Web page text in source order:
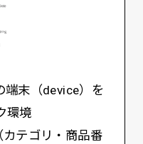
端末（device）を
環境
カテゴリ・商品番